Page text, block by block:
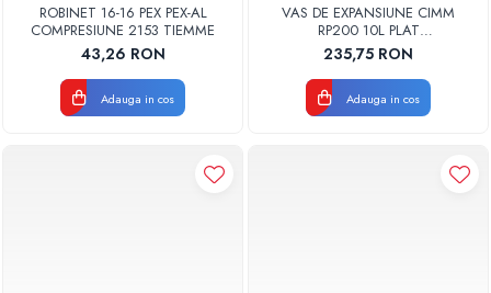
ROBINET 16-16 PEX PEX-AL
COMPRESIUNE 2153 TIEMME
43,26 RON
Adauga in cos
VAS DE EXPANSIUNE CIMM
RP200 10L PLAT
DREPTUNGHIULAR CM9110
235,75 RON
Adauga in cos